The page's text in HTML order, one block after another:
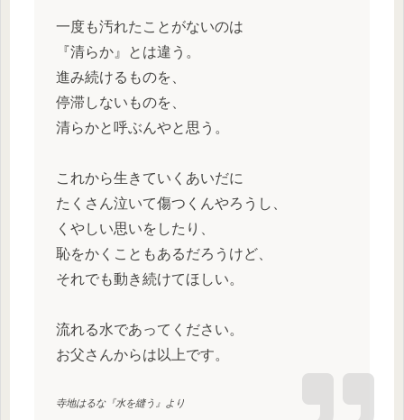
一度も汚れたことがないのは
『清らか』とは違う。
進み続けるものを、
停滞しないものを、
清らかと呼ぶんやと思う。
これから生きていくあいだに
たくさん泣いて傷つくんやろうし、
くやしい思いをしたり、
恥をかくこともあるだろうけど、
それでも動き続けてほしい。
流れる水であってください。
お父さんからは以上です。
寺地はるな『水を縫う』より